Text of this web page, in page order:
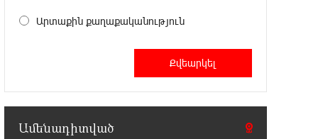
Միայն հանրային մեծ
աջակցության պարագայում
ընդդիմությունը կկարողանա օրակարգ թելադրել.
Արեգ Սավգուլյան
Արտաքին քաղաքականություն
Ամենադիտված